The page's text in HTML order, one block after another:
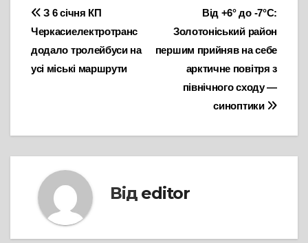
Навігація
записів
Від +6° до -7°С:
Золотоніський район
першим прийняв на себе
арктичне повітря з
північного сходу —
синоптики
З 6 січня КП
Черкасиелектротранс
додало тролейбуси на
усі міські маршрути
Від editor